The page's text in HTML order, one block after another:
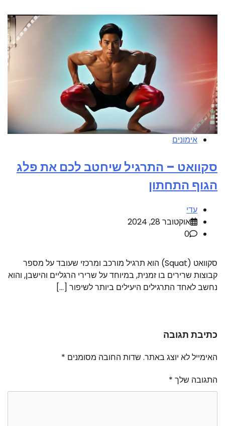
אימונים
סקוואט – התרגיל שיחטב לכם את פלג
הגוף התחתון
עדי
אוקטובר 28, 2024
0
סקוואט (Squat) הוא תרגיל מורכב ומרכזי שעובד על מספר
קבוצות שרירים בו זמנית, במיוחד על שרירי הרגליים והישבן, והוא
נחשב לאחד התרגילים היעילים ביותר לשיפור […]
כתיבת תגובה
האימייל לא יוצג באתר. שדות החובה מסומנים *
התגובה שלך *